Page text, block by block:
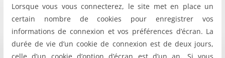
Lorsque vous vous connecterez, le site met en place un
certain nombre de cookies pour enregistrer vos
informations de connexion et vos préférences d’écran. La
durée de vie d’un cookie de connexion est de deux jours,